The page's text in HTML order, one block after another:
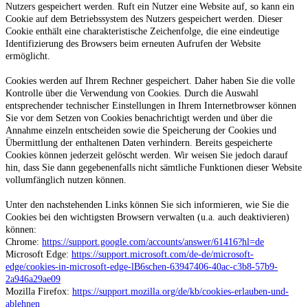
Nutzers gespeichert werden. Ruft ein Nutzer eine Website auf, so kann ein
Cookie auf dem Betriebssystem des Nutzers gespeichert werden. Dieser
Cookie enthält eine charakteristische Zeichenfolge, die eine eindeutige
Identifizierung des Browsers beim erneuten Aufrufen der Website
ermöglicht.
Cookies werden auf Ihrem Rechner gespeichert. Daher haben Sie die volle
Kontrolle über die Verwendung von Cookies. Durch die Auswahl
entsprechender technischer Einstellungen in Ihrem Internetbrowser können
Sie vor dem Setzen von Cookies benachrichtigt werden und über die
Annahme einzeln entscheiden sowie die Speicherung der Cookies und
Übermittlung der enthaltenen Daten verhindern. Bereits gespeicherte
Cookies können jederzeit gelöscht werden. Wir weisen Sie jedoch darauf
hin, dass Sie dann gegebenenfalls nicht sämtliche Funktionen dieser Website
vollumfänglich nutzen können.
Unter den nachstehenden Links können Sie sich informieren, wie Sie die
Cookies bei den wichtigsten Browsern verwalten (u.a. auch deaktivieren)
können:
Chrome: https://support.google.com/accounts/answer/61416?hl=de
Microsoft Edge: https://support.microsoft.com/de-de/microsoft-
edge/cookies-in-microsoft-edge-lB6schen-63947406-40ac-c3b8-57b9-
2a946a29ae09
Mozilla Firefox: https://support.mozilla.org/de/kb/cookies-erlauben-und-
ablehnen